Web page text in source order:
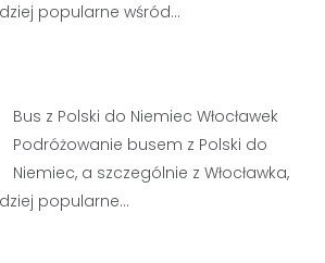
popularne wśród…
Bus z Polski do Niemiec Włocławek
Podróżowanie busem z Polski do
Niemiec, a szczególnie z Włocławka,
popularne…